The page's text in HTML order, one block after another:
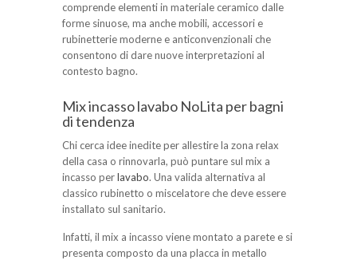
comprende elementi in materiale ceramico dalle
forme sinuose, ma anche mobili, accessori e
rubinetterie moderne e anticonvenzionali che
consentono di dare nuove interpretazioni al
contesto bagno.
Mix incasso lavabo NoLita per bagni
di tendenza
Chi cerca idee inedite per allestire la zona relax
della casa o rinnovarla, può puntare sul mix a
incasso perlavabo. Una valida alternativa al
classico rubinetto o miscelatore che deve essere
installato sul sanitario.
Infatti, il mix a incasso viene montato a parete e si
presenta composto da una placca in metallo